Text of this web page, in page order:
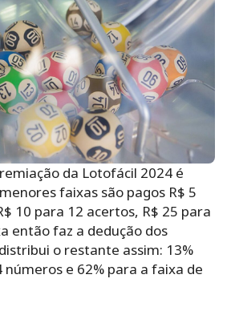
da Lotofácil 2024 é
faixas são pagos R$ 5
10 para 12 acertos, R$ 25 para
então faz a dedução dos
o restante assim: 13%
e 62% para a faixa de